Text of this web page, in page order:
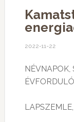
2022-11-22
NÉVNAPOK,